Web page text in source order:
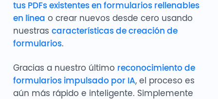
tus PDFs existentes en formularios rellenables
en línea o crear nuevos desde cero usando
nuestras características de creación de
formularios.
Gracias a nuestro último reconocimiento de
formularios impulsado por IA, el proceso es
aún más rápido e inteligente. Simplemente